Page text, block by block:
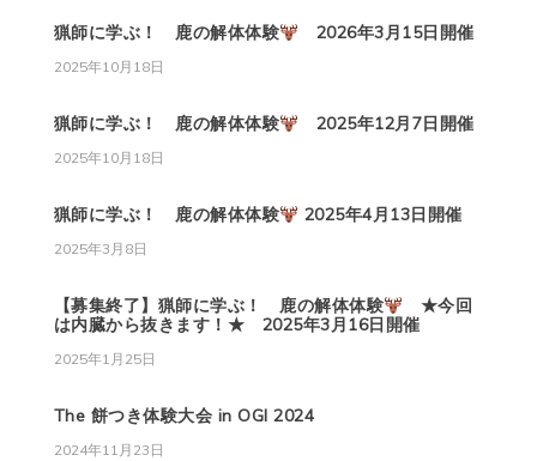
猟師に学ぶ！ 鹿の解体体験 2026年3月15日開催
2025年10月18日
猟師に学ぶ！ 鹿の解体体験 2025年12月7日開催
2025年10月18日
猟師に学ぶ！ 鹿の解体体験 2025年4月13日開催
2025年3月8日
【募集終了】猟師に学ぶ！ 鹿の解体体験
★今回
は内臓から抜きます！★ 2025年3月16日開催
2025年1月25日
The 餅つき体験大会 in OGI 2024
2024年11月23日